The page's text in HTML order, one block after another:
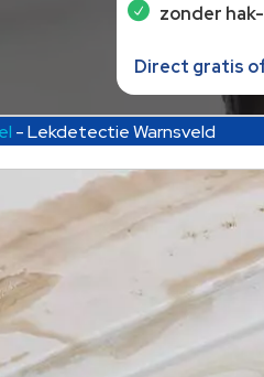
zonder
Direct gratis
-Lekdetectie Warnsveld